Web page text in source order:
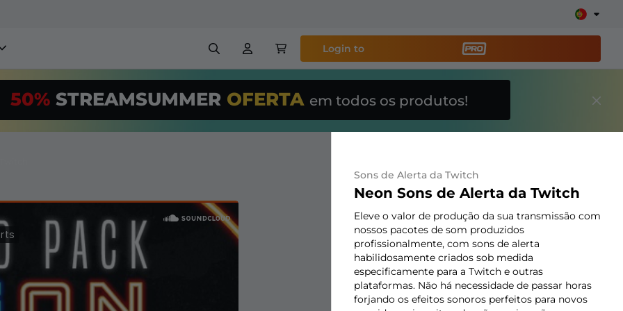
Month*
Configuração fácil para sobreposições, alertas, doações, barras de meta, ChatBot
etc
Registrar
Saiba
mais
Painéis Banners
Login to
50% STREAMSUMMER OFERTA em todos os produtos!
Sons de Alerta da Twitch
Neon Sons de Alerta da Twitch
Eleve o valor de produção da sua transmissão com
nossos pacotes de som produzidos
profissionalmente, com sons de alerta
habilidosamente criados sob medida
especificamente para a Twitch e outras
plataformas. Não há necessidade de passar horas
forjando os efeitos sonoros perfeitos para novos